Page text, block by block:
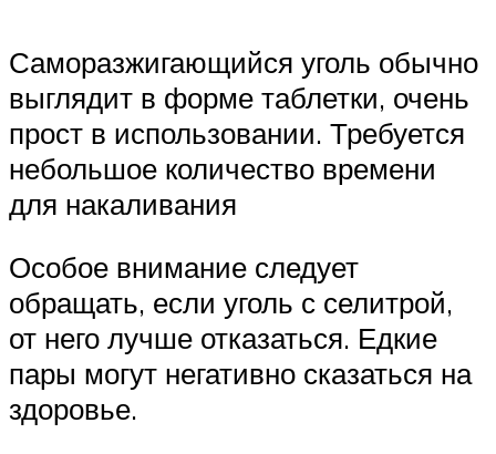
Саморазжигающийся уголь обычно
выглядит в форме таблетки, очень
прост в использовании. Требуется
небольшое количество времени
для накаливания
Особое внимание следует
обращать, если уголь с селитрой,
от него лучше отказаться. Едкие
пары могут негативно сказаться на
здоровье.